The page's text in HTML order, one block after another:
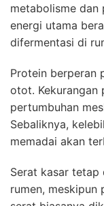
metabolisme dan
energi utama
difermentasi di
Protein berperan
otot. Kekurangan
pertumbuhan
Sebaliknya,
memadai akan
Serat kasar tetap
rumen, meskipun